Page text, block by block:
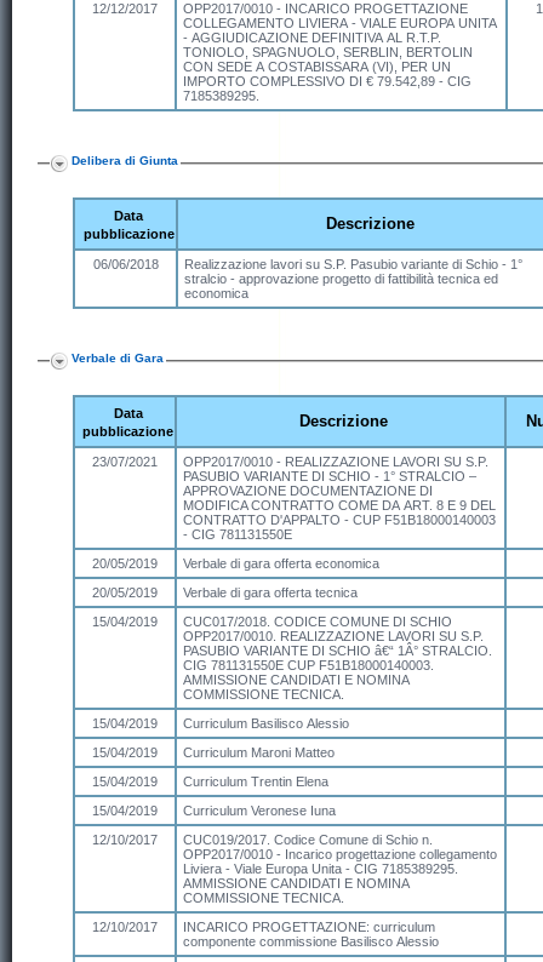
12/12/2017
OPP2017/0010 - INCARICO PROGETTAZIONE
COLLEGAMENTO LIVIERA - VIALE EUROPA UNITA
- AGGIUDICAZIONE DEFINITIVA AL R.T.P.
TONIOLO, SPAGNUOLO, SERBLIN, BERTOLIN
CON SEDE A COSTABISSARA (VI), PER UN
IMPORTO COMPLESSIVO DI € 79.542,89 - CIG
7185389295.
Delibera di Giunta
Data
pubblicazione
Descrizione
06/06/2018
Realizzazione lavori su S.P. Pasubio variante di Schio - 1°
stralcio - approvazione progetto di fattibilità tecnica ed
economica
Verbale di Gara
Data
pubblicazione
Descrizione
23/07/2021
OPP2017/0010 - REALIZZAZIONE LAVORI SU S.P.
PASUBIO VARIANTE DI SCHIO - 1° STRALCIO –
APPROVAZIONE DOCUMENTAZIONE DI
MODIFICA CONTRATTO COME DA ART. 8 E 9 DEL
CONTRATTO D'APPALTO - CUP F51B18000140003
- CIG 781131550E
20/05/2019
Verbale di gara offerta economica
20/05/2019
Verbale di gara offerta tecnica
15/04/2019
CUC017/2018. CODICE COMUNE DI SCHIO
OPP2017/0010. REALIZZAZIONE LAVORI SU S.P.
PASUBIO VARIANTE DI SCHIO â€“ 1Â° STRALCIO.
CIG 781131550E CUP F51B18000140003.
AMMISSIONE CANDIDATI E NOMINA
COMMISSIONE TECNICA.
15/04/2019
Curriculum Basilisco Alessio
15/04/2019
Curriculum Maroni Matteo
15/04/2019
Curriculum Trentin Elena
15/04/2019
Curriculum Veronese Iuna
12/10/2017
CUC019/2017. Codice Comune di Schio n.
OPP2017/0010 - Incarico progettazione collegamento
Liviera - Viale Europa Unita - CIG 7185389295.
AMMISSIONE CANDIDATI E NOMINA
COMMISSIONE TECNICA.
12/10/2017
INCARICO PROGETTAZIONE: curriculum
componente commissione Basilisco Alessio